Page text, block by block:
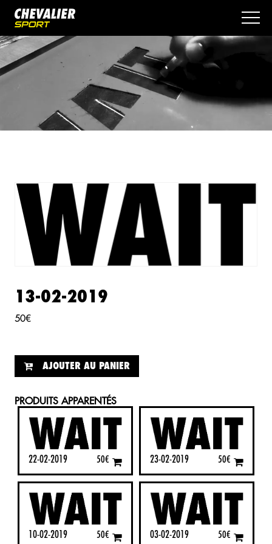
13-02-2019
50€
AJOUTER AU PANIER
PRODUITS APPARENTÉS
22-02-2019 50€ 23-02-2019 50€
10-02-2019 50€ 03-02-2019 50€